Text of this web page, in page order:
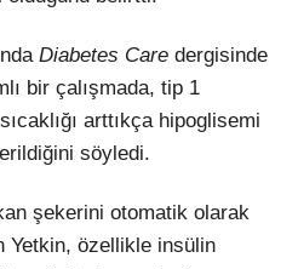
Diabetes Care dergisinde
bir çalışmada, tip 1
arttıkça hipoglisemi
söyledi.
şekerini otomatik olarak
Yetkin, özellikle insülin